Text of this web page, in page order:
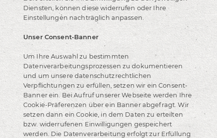
Diensten, können diese widerrufen oder Ihre
Einstellungen nachträglich anpassen.
Unser Consent-Banner
Um Ihre Auswahl zu bestimmten
Datenverarbeitungsprozessen zu dokumentieren
und um unsere datenschutzrechtlichen
Verpflichtungen zu erfüllen, setzen wir ein Consent-
Banner ein. Bei Aufruf unserer Webseite werden Ihre
Cookie-Präferenzen über ein Banner abgefragt. Wir
setzen dann ein Cookie, in dem Daten zu erteilten
bzw. widerrufenen Einwilligungen gespeichert
werden. Die Datenverarbeitung erfolgt zur Erfüllung